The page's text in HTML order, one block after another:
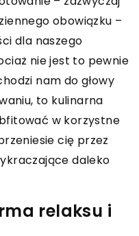
obowiązku –
dla naszego
nie jest to pewnie
nam do głowy
to kulinarna
w korzystne
cię przez
daleko
relaksu i